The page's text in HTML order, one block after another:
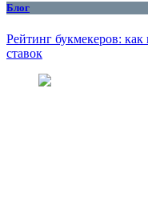
Блог
Рейтинг букмекеров:
ставок